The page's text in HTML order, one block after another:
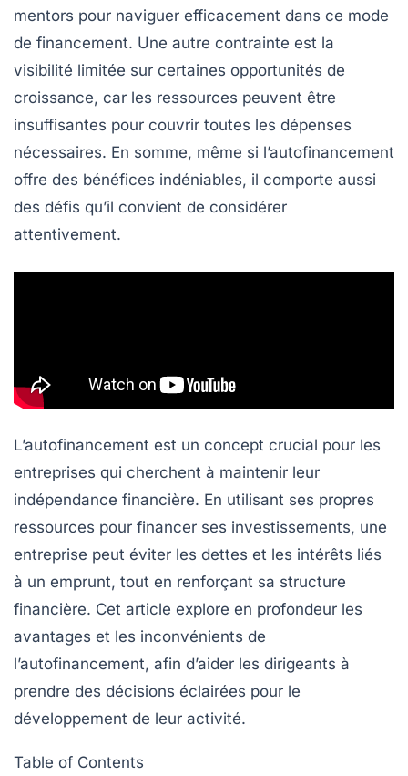
mentors pour naviguer efficacement dans ce mode
de financement. Une autre contrainte est la
visibilité limitée sur certaines opportunités de
croissance, car les ressources peuvent être
insuffisantes pour couvrir toutes les dépenses
nécessaires. En somme, même si l’autofinancement
offre des bénéfices indéniables, il comporte aussi
des défis qu’il convient de considérer
attentivement.
L’autofinancement est un concept crucial pour les
entreprises qui cherchent à maintenir leur
indépendance financière. En utilisant ses propres
ressources pour financer ses investissements, une
entreprise peut éviter les dettes et les intérêts liés
à un emprunt, tout en renforçant sa structure
financière. Cet article explore en profondeur les
avantages et les inconvénients de
l’autofinancement, afin d’aider les dirigeants à
prendre des décisions éclairées pour le
développement de leur activité.
Table of Contents